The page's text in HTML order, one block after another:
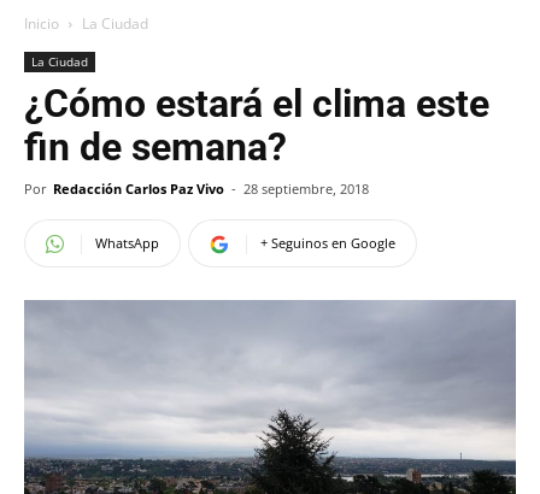
Inicio La Ciudad
La Ciudad
¿Cómo estará el clima este
fin de semana?
Por Redacción Carlos Paz Vivo - 28 septiembre, 2018
WhatsApp + Seguinos en Google